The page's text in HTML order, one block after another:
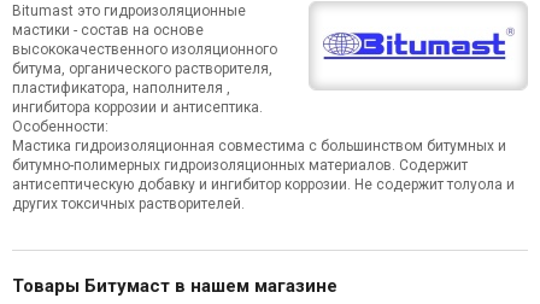
Bitumast это гидроизоляционные
мастики - состав на основе
высококачественного изоляционного
битума, органического растворителя,
пластификатора, наполнителя ,
ингибитора коррозии и антисептика.
Особенности:
Мастика гидроизоляционная совместима с большинством битумных и
битумно-полимерных гидроизоляционных материалов. Содержит
антисептическую добавку и ингибитор коррозии. Не содержит толуола и
других токсичных растворителей.
Товары Битумаст в нашем магазине